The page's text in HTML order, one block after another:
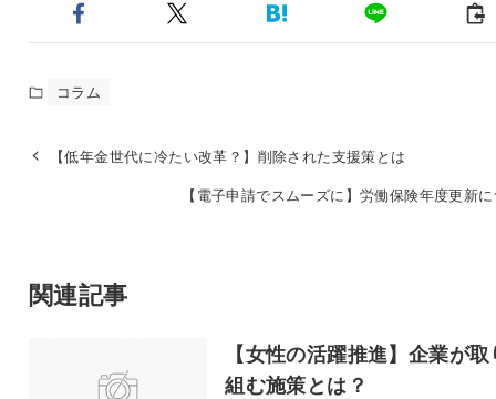
コラム
【低年金世代に冷たい改革？】削除された支援策とは
【電子申請でスムーズに】労働保険年度更新
関連記事
【女性の活躍推進】企業が取
組む施策とは？